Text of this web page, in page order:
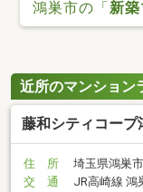
鴻巣市の「 新
近所のマンション
藤和シティコープ
住 所
埼玉県鴻巣
交 通
JR高崎線 鴻